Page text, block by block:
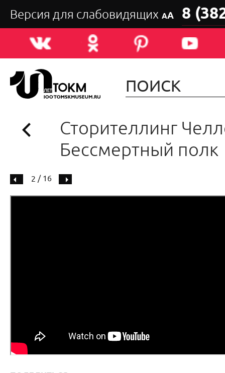
Версия для слабовидящих АА 8
Сторителлинг
Бессмертный полк
2 / 16